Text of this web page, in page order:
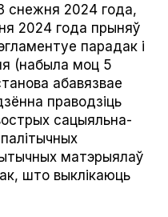
снежня 2024 года,
2024 года прыняў
парадак і
(набыла моц 5
абавязвае
праводзіць
сацыяльна-
матэрыялаў
што выклікаюць